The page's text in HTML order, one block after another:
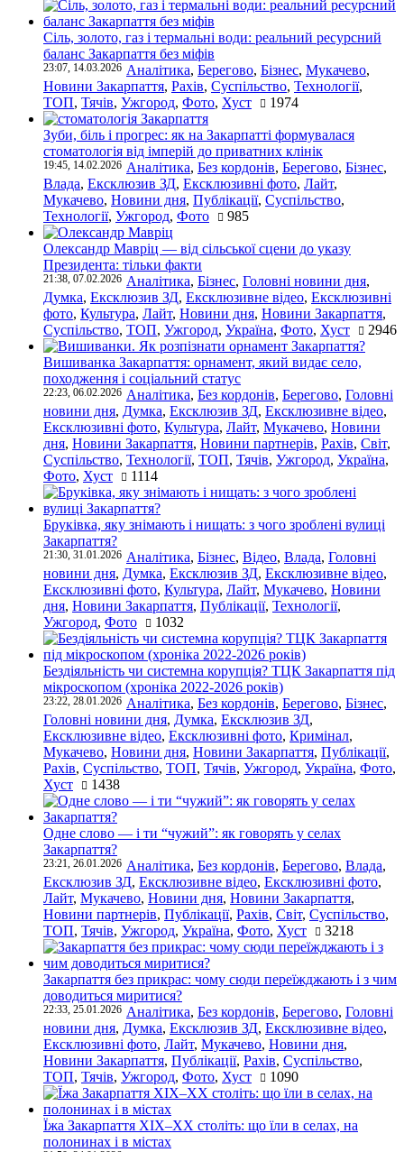
Сіль, золото, газ і термальні води: реальний ресурсний
баланс Закарпаття без міфів
23:07, 14.03.2026 Аналітика, Берегово, Бізнес, Мукачево,
Новини Закарпаття, Рахів, Суспільство, Технології,
ТОП, Тячів, Ужгород, Фото, Хуст 1974
Зуби, біль і прогрес: як на Закарпатті формувалася
стоматологія від імперій до приватних клінік
19:45, 14.02.2026 Аналітика, Без кордонів, Берегово, Бізнес,
Влада, Ексклюзив ЗД, Ексклюзивні фото, Лайт,
Мукачево, Новини дня, Публікації, Суспільство,
Технології, Ужгород, Фото 985
Олександр Мавріц — від сільської сцени до указу
Президента: тільки факти
21:38, 07.02.2026 Аналітика, Бізнес, Головні новини дня,
Думка, Ексклюзив ЗД, Ексклюзивне відео, Ексклюзивні
фото, Культура, Лайт, Новини дня, Новини Закарпаття,
Суспільство, ТОП, Ужгород, Україна, Фото, Хуст 2946
Вишиванка Закарпаття: орнамент, який видає село,
походження і соціальний статус
22:23, 06.02.2026 Аналітика, Без кордонів, Берегово, Головні
новини дня, Думка, Ексклюзив ЗД, Ексклюзивне відео,
Ексклюзивні фото, Культура, Лайт, Мукачево, Новини
дня, Новини Закарпаття, Новини партнерів, Рахів, Світ,
Суспільство, Технології, ТОП, Тячів, Ужгород, Україна,
Фото, Хуст 1114
Бруківка, яку знімають і нищать: з чого зроблені вулиці
Закарпаття?
21:30, 31.01.2026 Аналітика, Бізнес, Відео, Влада, Головні
новини дня, Думка, Ексклюзив ЗД, Ексклюзивне відео,
Ексклюзивні фото, Культура, Лайт, Мукачево, Новини
дня, Новини Закарпаття, Публікації, Технології,
Ужгород, Фото 1032
Бездіяльність чи системна корупція? ТЦК Закарпаття під
мікроскопом (хроніка 2022-2026 років)
23:22, 28.01.2026 Аналітика, Без кордонів, Берегово, Бізнес,
Головні новини дня, Думка, Ексклюзив ЗД,
Ексклюзивне відео, Ексклюзивні фото, Кримінал,
Мукачево, Новини дня, Новини Закарпаття, Публікації,
Рахів, Суспільство, ТОП, Тячів, Ужгород, Україна, Фото,
Хуст
1438
Одне слово — і ти “чужий”: як говорять у селах
Закарпаття?
23:21, 26.01.2026 Аналітика, Без кордонів, Берегово, Влада,
Ексклюзив ЗД, Ексклюзивне відео, Ексклюзивні фото,
Лайт, Мукачево, Новини дня, Новини Закарпаття,
Новини партнерів, Публікації, Рахів, Світ, Суспільство,
ТОП, Тячів, Ужгород, Україна, Фото, Хуст 3218
Закарпаття без прикрас: чому сюди переїжджають і з чим
доводиться миритися?
22:33, 25.01.2026 Аналітика, Без кордонів, Берегово, Головні
новини дня, Думка, Ексклюзив ЗД, Ексклюзивне відео,
Ексклюзивні фото, Лайт, Мукачево, Новини дня,
Новини Закарпаття, Публікації, Рахів, Суспільство,
ТОП, Тячів, Ужгород, Фото, Хуст 1090
Їжа Закарпаття ХІХ–ХХ століть: що їли в селах, на
полонинах і в містах